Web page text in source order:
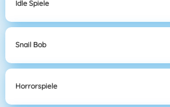
Idle Spiele
Snail Bob
Horrorspiele